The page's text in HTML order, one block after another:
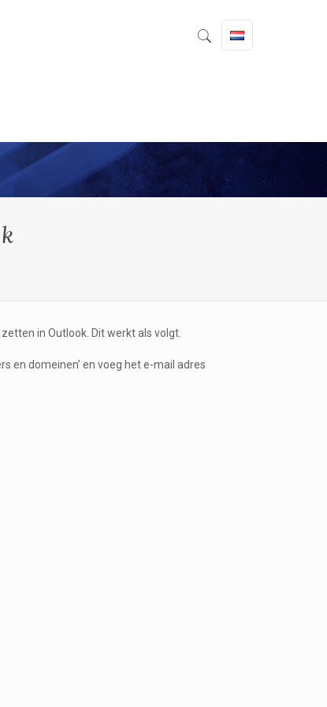
in Outlook. Dit werkt als volgt.
en domeinen’ en voeg het e-mail adres